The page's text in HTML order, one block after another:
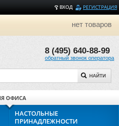
ВХОД РЕГИСТРАЦИЯ
нет товаров
8 (495) 640-88-99
обратный звонок оператора
НАЙТИ
ОФИСА
НАСТОЛЬНЫЕ
ПРИНАДЛЕЖНОСТИ